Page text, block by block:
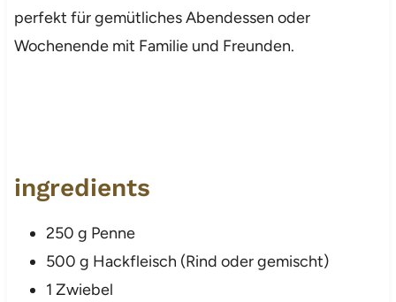
perfekt für gemütliches Abendessen oder
Wochenende mit Familie und Freunden.
ingredients
250 g Penne
500 g Hackfleisch (Rind oder gemischt)
1 Zwiebel